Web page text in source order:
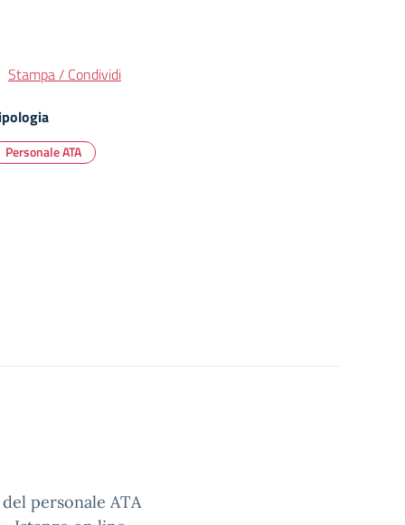
Stampa / Condividi
Personale ATA
personale ATA